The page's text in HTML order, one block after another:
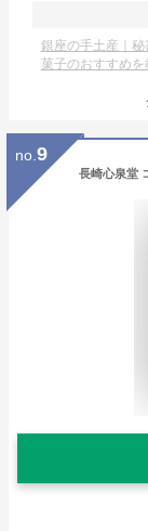
銀座の手土産｜
菓子のおすすめ
no. 9